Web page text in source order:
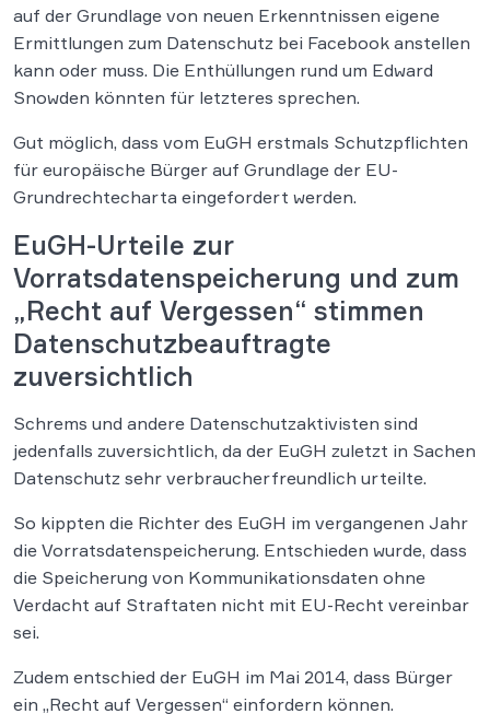
auf der Grundlage von neuen Erkenntnissen eigene
Ermittlungen zum Datenschutz bei Facebook anstellen
kann oder muss. Die Enthüllungen rund um Edward
Snowden könnten für letzteres sprechen.
Gut möglich, dass vom EuGH erstmals Schutzpflichten
für europäische Bürger auf Grundlage der EU-
Grundrechtecharta eingefordert werden.
EuGH-Urteile zur
Vorratsdatenspeicherung und zum
„Recht auf Vergessen“ stimmen
Datenschutzbeauftragte
zuversichtlich
Schrems und andere Datenschutzaktivisten sind
jedenfalls zuversichtlich, da der EuGH zuletzt in Sachen
Datenschutz sehr verbraucherfreundlich urteilte.
So kippten die Richter des EuGH im vergangenen Jahr
die Vorratsdatenspeicherung. Entschieden wurde, dass
die Speicherung von Kommunikationsdaten ohne
Verdacht auf Straftaten nicht mit EU-Recht vereinbar
sei.
Zudem entschied der EuGH im Mai 2014, dass Bürger
ein „Recht auf Vergessen“ einfordern können.